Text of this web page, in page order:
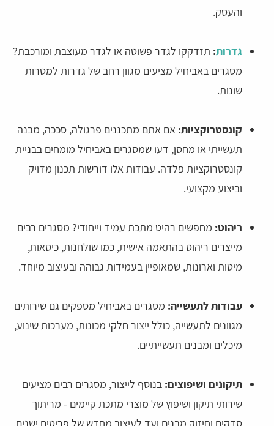
והעסק.
גדרות: תזדקקו לגדר פשוטה או לגדר מעוצבת ומורכבת?
מסגרים באביחיל מציעים מגוון רחב של גדרות למטרות
שונות.
קונסטרוקציות: אם אתם מתכננים פרגולה, סככה, מבנה
תעשייתי או מחסן, דעו שמסגרים באביחיל מומחים בבניית
קונסטרוקציות פלדה. עבודות אלו דורשות תכנון מדויק
וביצוע מקצועי.
ריהוט: מחפשים רהיט מתכת עמיד וייחודי? מסגרים רבים
מייצרים ריהוט בהתאמה אישית, כמו שולחנות, כיסאות,
מיטות וארונות, שמאופיין בעמידות גבוהה ובעיצוב מיוחד.
עבודות לתעשייה: מסגרים באביחיל מספקים גם שירותים
מגוונים לתעשייה, כולל ייצור חלקי מכונות, מערכות שינוע,
מיכלים ומבנים תעשייתיים.
תיקונים ושיפוצים: בנוסף לייצור, מסגרים רבים מציעים
שירותי תיקון ושיפוץ של מוצרי מתכת קיימים - מריתוך